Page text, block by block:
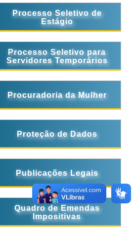
Processo Seletivo de
Estágio
Processo Seletivo para
Servidores Temporários
Procuradoria da Mulher
Proteção de Dados
Publicações Legais
Quadro de Emendas
Impositivas